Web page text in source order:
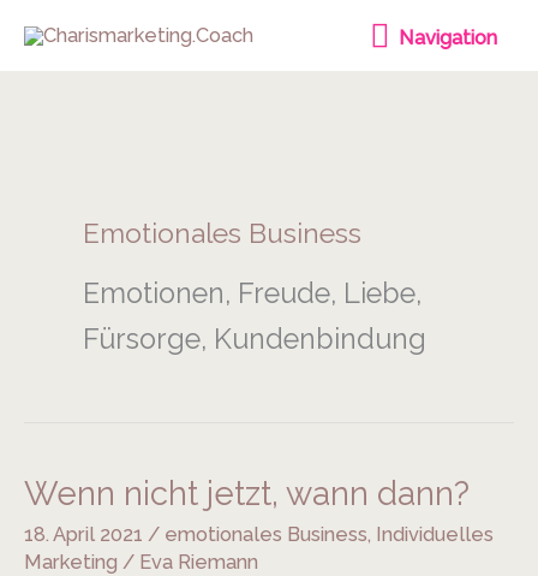
Inhalt
Navigation
Navigation
Emotionales Business
Emotionen, Freude, Liebe,
Fürsorge, Kundenbindung
Wenn nicht jetzt, wann dann?
18. April 2021 / emotionales Business, Individuelles
Marketing / Eva Riemann
Wenn
nicht
jetzt,